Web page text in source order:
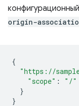
origin-
{
"https://
"scope" :
"/"
}
}